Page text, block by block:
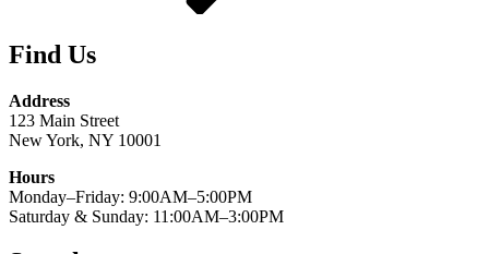
Find Us
Address
123 Main Street
New York, NY 10001
Hours
Monday–Friday: 9:00AM–5:00PM
Saturday & Sunday: 11:00AM–3:00PM